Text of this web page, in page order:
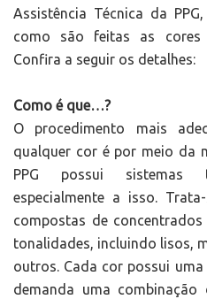
Assistência Técnica da
como são feitas as cores
Confira a seguir os detalhes:
Como é que…?
O procedimento mais
qualquer cor é por meio da
PPG possui sistemas
especialmente a isso.
compostas de
tonalidades, incluindo lisos,
outros. Cada cor possui
demanda uma combinação